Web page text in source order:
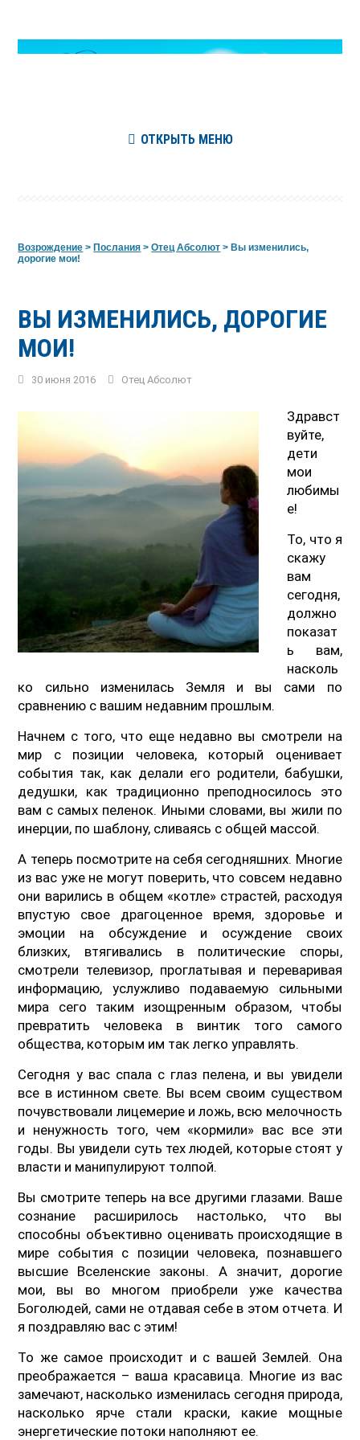
ОТКРЫТЬ МЕНЮ
Возрождение >Послания >Отец Абсолют >Вы изменились,
дорогие мои!
ВЫ ИЗМЕНИЛИСЬ, ДОРОГИЕ
МОИ!
30 июня 2016 Отец Абсолют
Здравст
вуйте,
дети
мои
любимы
е!
То, что я
скажу
вам
сегодня,
должно
показат
ь вам,
насколь
ко сильно изменилась Земля и вы сами по
сравнению с вашим недавним прошлым.
Начнем с того, что еще недавно вы смотрели на
мир с позиции человека, который оценивает
события так, как делали его родители, бабушки,
дедушки, как традиционно преподносилось это
вам с самых пеленок. Иными словами, вы жили по
инерции, по шаблону, сливаясь с общей массой.
А теперь посмотрите на себя сегодняшних. Многие
из вас уже не могут поверить, что совсем недавно
они варились в общем «котле» страстей, расходуя
впустую свое драгоценное время, здоровье и
эмоции на обсуждение и осуждение своих
близких, втягивались в политические споры,
смотрели телевизор, проглатывая и переваривая
информацию, услужливо подаваемую сильными
мира сего таким изощренным образом, чтобы
превратить человека в винтик того самого
общества, которым им так легко управлять.
Сегодня у вас спала с глаз пелена, и вы увидели
все в истинном свете. Вы всем своим существом
почувствовали лицемерие и ложь, всю мелочность
и ненужность того, чем «кормили» вас все эти
годы. Вы увидели суть тех людей, которые стоят у
власти и манипулируют толпой.
Вы смотрите теперь на все другими глазами. Ваше
сознание расширилось настолько, что вы
способны объективно оценивать происходящие в
мире события с позиции человека, познавшего
высшие Вселенские законы. А значит, дорогие
мои, вы во многом приобрели уже качества
Боголюдей, сами не отдавая себе в этом отчета. И
я поздравляю вас с этим!
То же самое происходит и с вашей Землей. Она
преображается – ваша красавица. Многие из вас
замечают, насколько изменилась сегодня природа,
насколько ярче стали краски, какие мощные
энергетические потоки наполняют ее.